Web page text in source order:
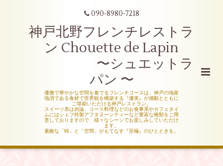
090-8980-7218
神戸北野フレンチレストラ
ン Chouette de Lapin
〜シュエットラ
パン 〜
優雅で華やかな空間を奏でるフレンチコースは、神戸の地産
地消である食材で世界観を構築する『優美』が感動とともに
ご堪能いただける神戸レストラン。
スイーツ系は勿論、コース料理などのお食事系やカフェタイ
ムにはシェフ特製アフタヌーンティーなど豊富な種類をご用
意しておりますので、様々なシーンでお楽しみしていただけ
ます。
素敵な「時」と「空間」がもてなす『至極』のひとときを。